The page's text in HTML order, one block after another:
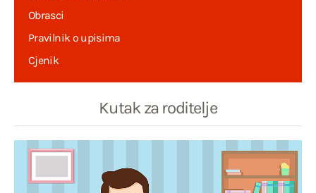
Obrasci
Pravilnik o upisima
Cjenik
Kutak za roditelje